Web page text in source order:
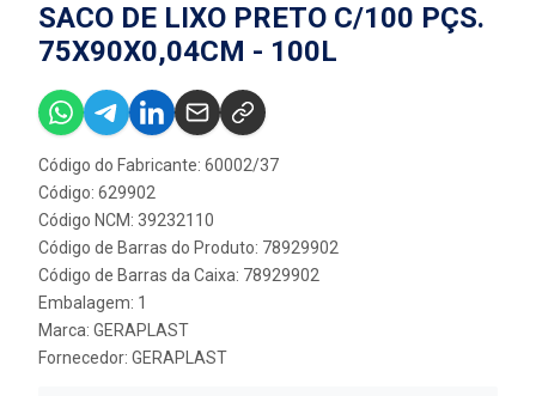
SACO DE LIXO PRETO C/100 PÇS.
75X90X0,04CM - 100L
Código do Fabricante: 60002/37
Código: 629902
Código NCM: 39232110
Código de Barras do Produto: 78929902
Código de Barras da Caixa: 78929902
Embalagem: 1
Marca: GERAPLAST
Fornecedor: GERAPLAST